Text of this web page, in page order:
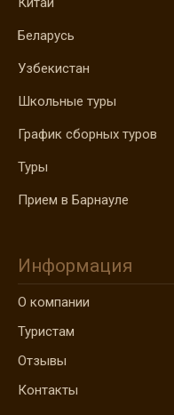
Беларусь
Узбекистан
Школьные туры
График сборных туров
Туры
Прием в Барнауле
Информация
О компании
Туристам
Отзывы
Контакты